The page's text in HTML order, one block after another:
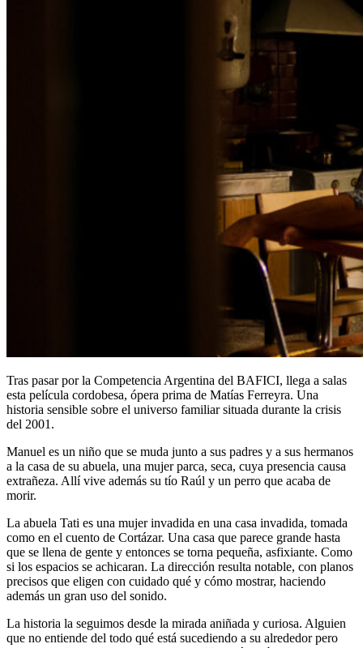
Tras pasar por la Competencia Argentina del BAFICI, llega a salas
esta película cordobesa, ópera prima de Matías Ferreyra. Una
historia sensible sobre el universo familiar situada durante la crisis
del 2001.
Manuel es un niño que se muda junto a sus padres y a sus hermanos
a la casa de su abuela, una mujer parca, seca, cuya presencia causa
extrañeza. Allí vive además su tío Raúl y un perro que acaba de
morir.
La abuela Tati es una mujer invadida en una casa invadida, tomada
como en el cuento de Cortázar. Una casa que parece grande hasta
que se llena de gente y entonces se torna pequeña, asfixiante. Como
si los espacios se achicaran. La dirección resulta notable, con planos
precisos que eligen con cuidado qué y cómo mostrar, haciendo
además un gran uso del sonido.
La historia la seguimos desde la mirada aniñada y curiosa. Alguien
que no entiende del todo qué está sucediendo a su alrededor pero